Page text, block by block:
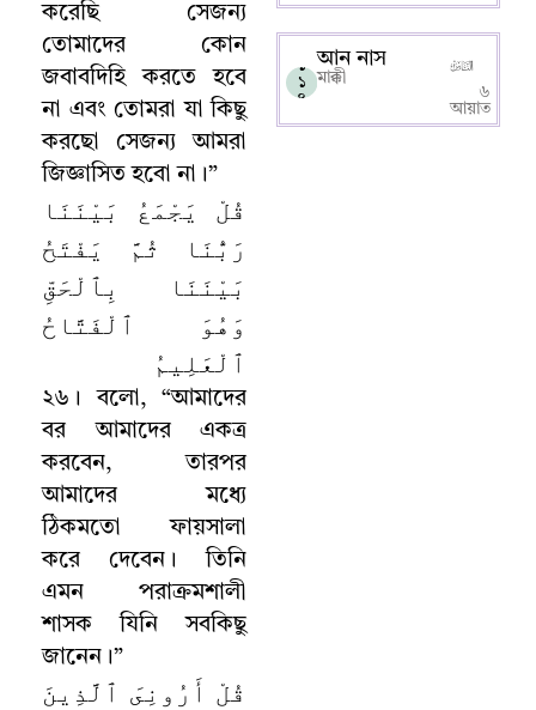
করেছি সেজন্য
তোমাদের কোন
জবাবদিহি করতে হবে
না এবং তোমরা যা কিছু
করছো সেজন্য আমরা
জিজ্ঞাসিত হবো না ।”
قُلْ يَجْمَعُ بَيْنَنَا
رَبُّنَا ثُمَّ يَفْتَحُ
بَيْنَنَا بِٱلْحَقِّ
وَهُوَ ٱلْفَتَّاحُ
ٱلْعَلِيمُ
২৬ । বলো, “আমাদের
বর আমাদের একত্র
করবেন,তারপর
আমাদের মধ্যে
ঠিকমতো ফায়সালা
করে দেবেন ।
তিনি
এমন পরাক্রমশালী
শাসক যিনি সবকিছু
জানেন ।”
قُلْ أَرُونِىَ ٱلَّذِينَ
১
১
৪
আন নাস
মাক্কী
৬
আয়াত